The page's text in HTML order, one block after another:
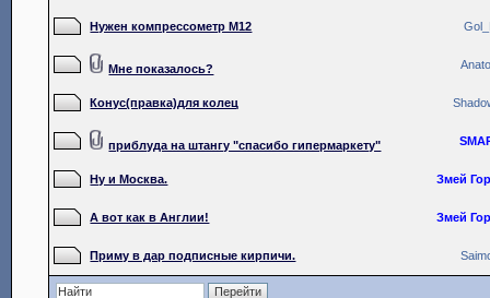
Нужен компрессометр М12
Мне показалось?
Конус(правка)для колец
приблуда на штангу "спасибо гипермаркету"
Ну и Москва. Змей
А вот как в Англии! Змей
Приму в дар подписные кирпичи.